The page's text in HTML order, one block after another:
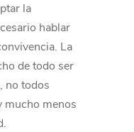
la
hablar
La
de todo ser
no todos
mucho menos